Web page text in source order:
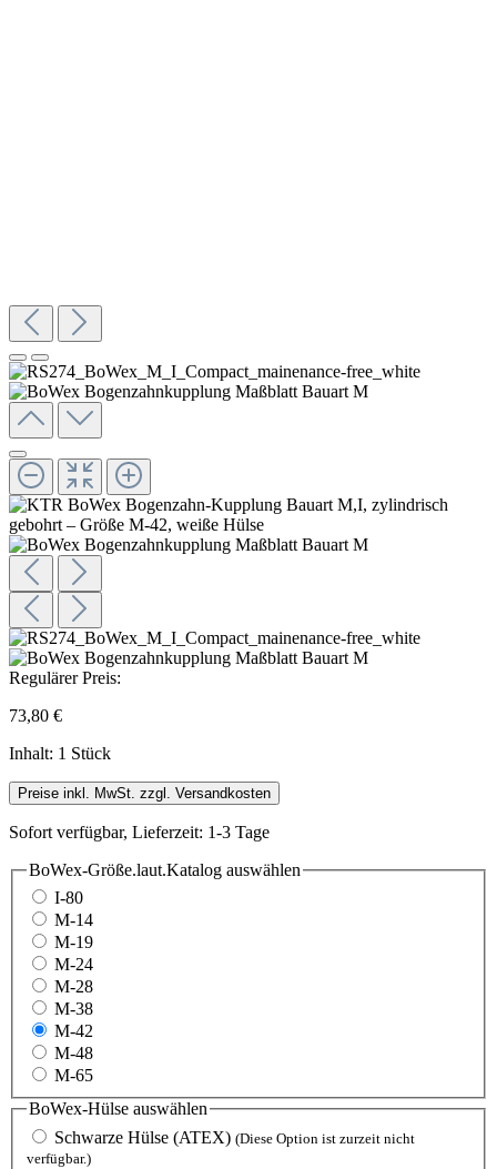
Regulärer Preis:
73,80 €
Inhalt: 1 Stück
Preise inkl. MwSt. zzgl. Versandkosten
Sofort verfügbar, Lieferzeit: 1-3 Tage
BoWex-Größe.laut.Katalog auswählen
I-80
M-14
M-19
M-24
M-28
M-38
M-42
M-48
M-65
BoWex-Hülse auswählen
Schwarze Hülse (ATEX) (Diese Option ist zurzeit nicht
verfügbar.)